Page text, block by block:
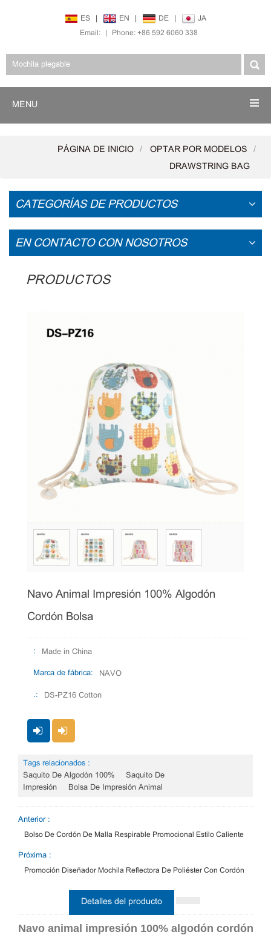
ES | EN | DE |
JA
Email: | Phone: +86 592 6060 338
MENU
PÁGINA DE INICIO
OPTAR POR MODELOS
DRAWSTRING BAG
CATEGORÍAS DE PRODUCTOS
EN CONTACTO CON NOSOTROS
PRODUCTOS
Navo Animal Impresión 100% Algodón
Cordón Bolsa
: Made in China
Marca de fábrica: NAVO
.: DS-PZ16 Cotton
Tags relacionados :
Saquito De Algodón 100%
Saquito De
Impresión
Bolsa De Impresión Animal
Anterior :
Bolso De Cordón De Malla Respirable Promocional Estilo Caliente
Próxima :
Promoción Diseñador Mochila Reflectora De Poliéster Con Cordón
Detalles del producto
Navo animal impresión 100% algodón cordón